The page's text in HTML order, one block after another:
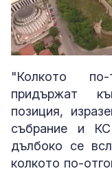
Unmute
"Колкото
придържат
позиция,
събрание и
дълбоко се
колкото по-